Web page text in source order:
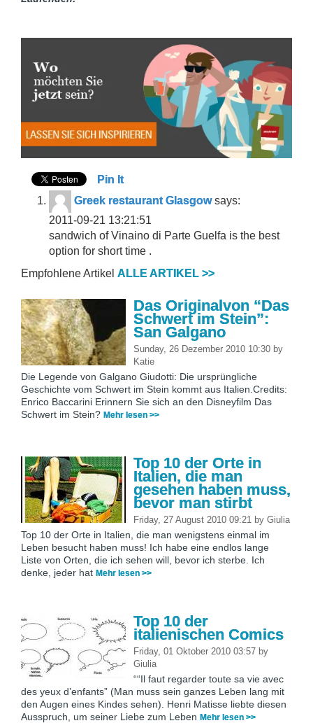
Pin It
Greek restaurant Glasgow says:
2011-09-21 13:21:51
sandwich of Vinaino di Parte Guelfa is the best
option for short time .
Empfohlene Artikel ALLE ARTIKEL >>
Das Originalvon “Das
Schwert im Stein”:
San Galgano
Sunday, 26 Dezember 2010 10:30 by
Katie
Die Legende von Galgano Giudotti: Die ursprüngliche
Geschichte vom Schwert im Stein kommt aus Italien.Credits:
Enrico Baccarini Erinnern Sie sich an den Disneyfilm Das
Schwert im Stein? Mehr lesen >>
Top 10 der Orte in
Italien, die man
gesehen haben muss,
bevor man stirbt
Friday, 27 August 2010 09:21 by Giulia
Top 10 der Orte in Italien, die man wenigstens einmal im
Leben besucht haben muss! Ich habe eine endlos lange
Liste von Orten, die ich sehen will, bevor ich sterbe. Ich
denke, jeder hat Mehr lesen >>
Top 10 der
italienischen Comics
Friday, 01 Oktober 2010 03:57 by
Giulia
““Il faut regarder toute sa vie avec
des yeux d’enfants” (Man muss sein ganzes Leben lang mit
den Augen eines Kindes sehen). Henri Matisse liebte diesen
Ausspruch, um seiner Liebe zum Leben Mehr lesen >>